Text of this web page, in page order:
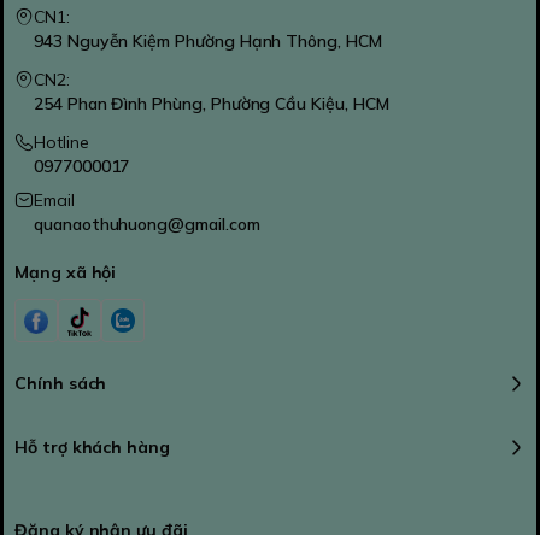
CN1:
943 Nguyễn Kiệm Phường Hạnh Thông, HCM
CN2:
254 Phan Đình Phùng, Phường Cầu Kiệu, HCM
Hotline
0977000017
Email
quanaothuhuong@gmail.com
Mạng xã hội
Chính sách
Hỗ trợ khách hàng
Đăng ký nhận ưu đãi